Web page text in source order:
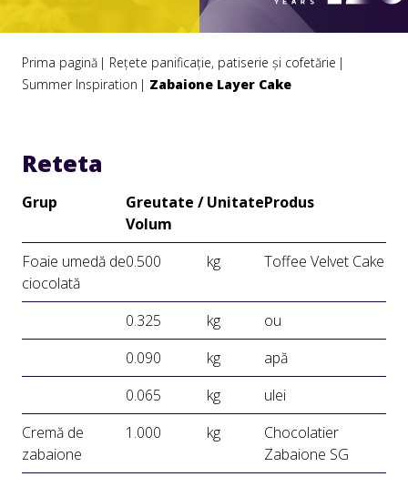
Prima pagină
Rețete panificație, patiserie și cofetărie
Summer Inspiration
Zabaione Layer Cake
Reteta
Grup
Greutate /
Volum
UnitateProdus
Foaie umedă de
ciocolată
0.500 kg Toffee Velvet Cake
0.325 kg
ou
0.090
kg
apă
0.065
kg
ulei
Cremă de
zabaione
1.000 kg
Chocolatier
Zabaione SG